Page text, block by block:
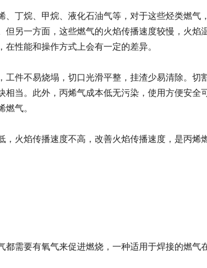
丁烷、甲烷、液化石油气等，对于这些烃类燃气
另一方面，这些燃气的火焰传播速度较慢，火焰
性能和操作方式上会有一定的差异。
工件不易烧塌，切口光滑平整，挂渣少易清除。切
当。此外，丙烯气成本低无污染，使用方便安全
气。
火焰传播速度不高，改善火焰传播速度，是丙烯
需要有氧气来促进燃烧，一种适用于焊接的燃气